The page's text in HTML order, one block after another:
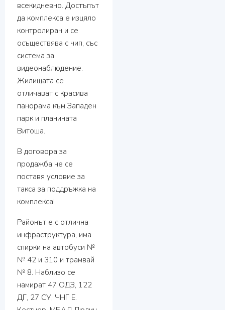
всекидневно. Достъпът
да комплекса е изцяло
контролиран и се
осъществява с чип, със
система за
видеонаблюдение.
Жилищата се
отличават с красива
панорама към Западен
парк и планината
Витоша.
В договора за
продажба не се
поставя условие за
такса за поддръжка на
комплекса!
Районът е с отлична
инфраструктура, има
спирки на автобуси №
№ 42 и 310 и трамвай
№ 8. Наблизо се
намират 47 ОДЗ, 122
ДГ, 27 СУ, ЧНГ Е.